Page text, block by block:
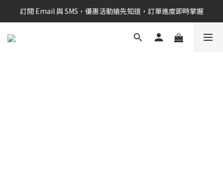
新會員享$100購物金 現在立即加入！
訂閱 Email 與 SMS，優惠活動搶先知道，訂單進度即時掌握
新會員享$100購物金 現在立即加入！